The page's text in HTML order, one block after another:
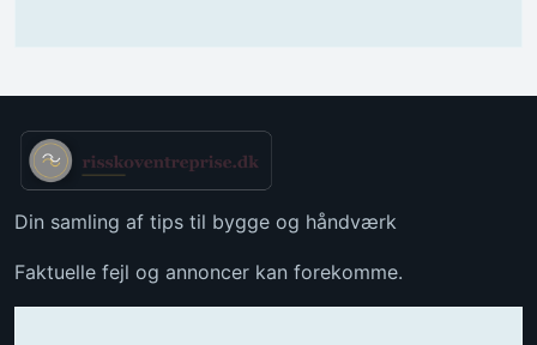
Din samling af tips til bygge og håndværk
Faktuelle fejl og annoncer kan forekomme.